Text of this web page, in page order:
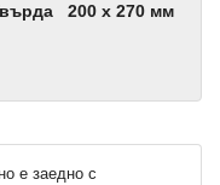
200 x 270 мм
е заедно с